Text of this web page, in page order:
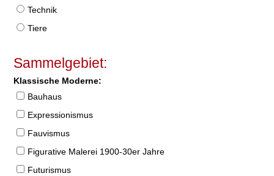
Technik
Tiere
Sammelgebiet:
Klassische Moderne:
Bauhaus
Expressionismus
Fauvismus
Figurative Malerei 1900-30er Jahre
Futurismus